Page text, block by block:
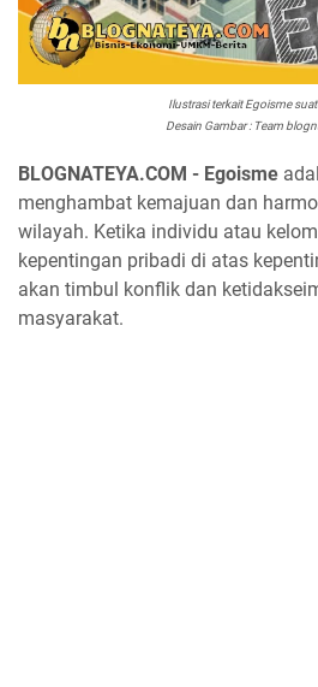
Ilustrasi terkait Egoisme
Desain Gambar : Team
BLOGNATEYA.COM - Egoisme
menghambat kemajuan dan
wilayah. Ketika individu atau
kepentingan pribadi di atas
akan timbul konflik dan
masyarakat.